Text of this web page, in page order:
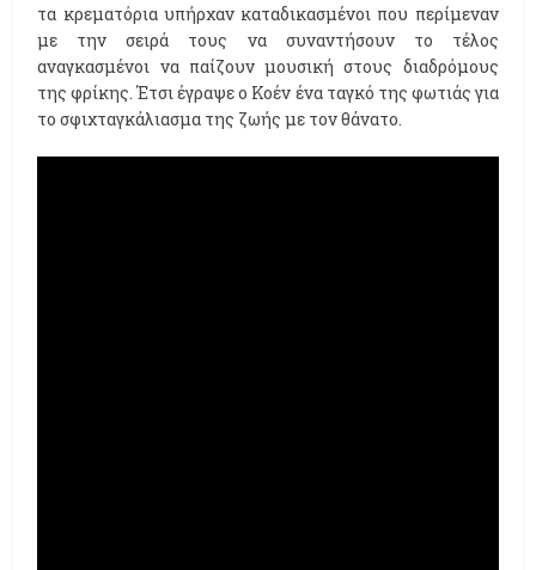
τα κρεματόρια υπήρχαν καταδικασμένοι που περίμεναν
με την σειρά τους να συναντήσουν το τέλος
αναγκασμένοι να παίζουν μουσική στους διαδρόμους
της φρίκης. Έτσι έγραψε ο Κοέν ένα ταγκό της φωτιάς για
το σφιχταγκάλιασμα της ζωής με τον θάνατο.